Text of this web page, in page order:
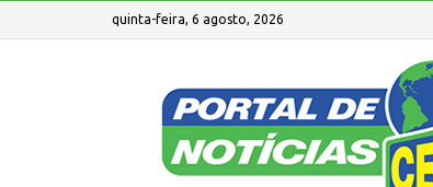
quinta-feira, 6 agosto, 2026